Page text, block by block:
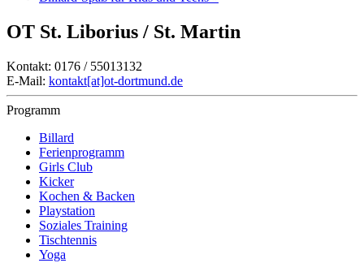
OT St. Liborius / St. Martin
Kontakt: 0176 / 55013132
E-Mail: kontakt[at]ot-dortmund.de
Programm
Billard
Ferienprogramm
Girls Club
Kicker
Kochen & Backen
Playstation
Soziales Training
Tischtennis
Yoga